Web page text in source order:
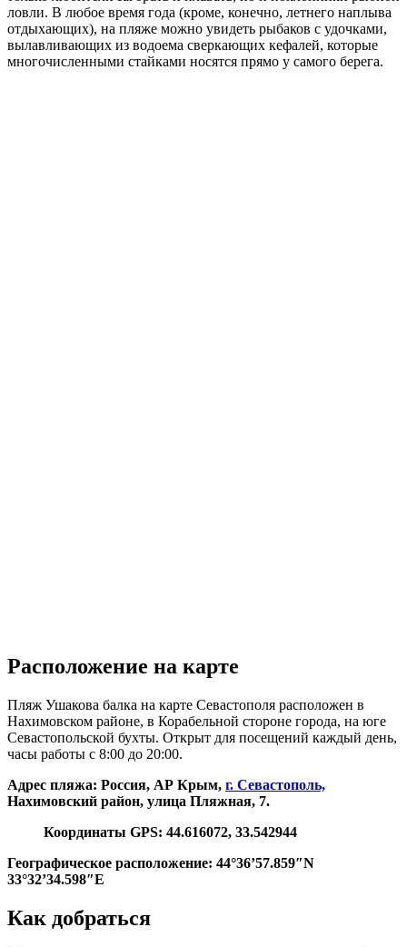
ловли. В любое время года (кроме, конечно, летнего наплыва
отдыхающих), на пляже можно увидеть рыбаков с удочками,
вылавливающих из водоема сверкающих кефалей, которые
многочисленными стайками носятся прямо у самого берега.
Расположение на карте
Пляж Ушакова балка на карте Севастополя расположен в
Нахимовском районе, в Корабельной стороне города, на юге
Севастопольской бухты. Открыт для посещений каждый день,
часы работы с 8:00 до 20:00.
Адрес пляжа: Россия, АР Крым, г. Севастополь,
Нахимовский район, улица Пляжная, 7.
Координаты GPS: 44.616072, 33.542944
Географическое расположение: 44°36’57.859″N
33°32’34.598″E
Как добраться